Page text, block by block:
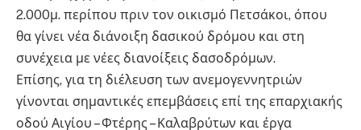
2.000μ. περίπου πριν τον οικισμό Πετσάκοι, όπου
θα γίνει νέα διάνοιξη δασικού δρόμου και στη
συνέχεια με νέες διανοίξεις δασοδρόμων.
Επίσης, για τη διέλευση των ανεμογεννητριών
γίνονται σημαντικές επεμβάσεις επί της επαρχιακής
οδού Αιγίου – Φτέρης – Καλαβρύτων και έργα